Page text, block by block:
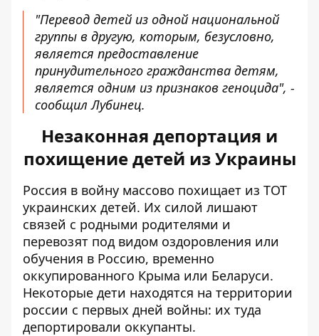
"Перевод детей из одной национальной
группы в другую, которым, безусловно,
является предоставление
принудительного гражданства детям,
является одним из признаков геноцида", -
сообщил Лубинец.
Незаконная депортация и
похищение детей из Украины
Россия в войну массово похищает из ТОТ
украинских детей. Их силой лишают
связей с родными родителями и
перевозят под видом оздоровления или
обучения в Россию, временно
оккупированного Крыма или Беларуси.
Некоторые дети находятся на территории
россии с первых дней войны: их туда
депортировали оккупанты.